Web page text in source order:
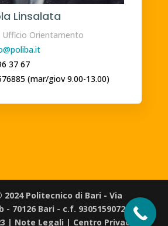
Linsalata
Ufficio Orientamento
37 67
(mar/giov 9.00-13.00)
Politecnico di Bari - Via
- 70126 Bari - c.f. 93051590722 |
| Note Legali | Centro Privacy